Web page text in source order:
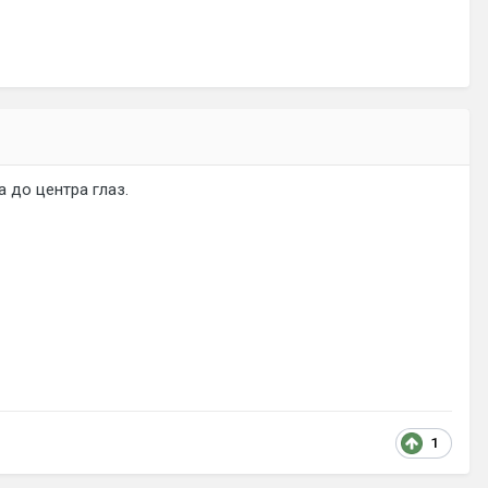
до центра глаз.
1